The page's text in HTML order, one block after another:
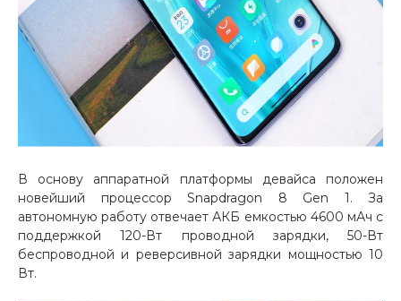
В основу аппаратной платформы девайса положен
новейший процессор Snapdragon 8 Gen 1. За
автономную работу отвечает АКБ емкостью 4600 мАч с
поддержкой 120-Вт проводной зарядки, 50-Вт
беспроводной и реверсивной зарядки мощностью 10
Вт.